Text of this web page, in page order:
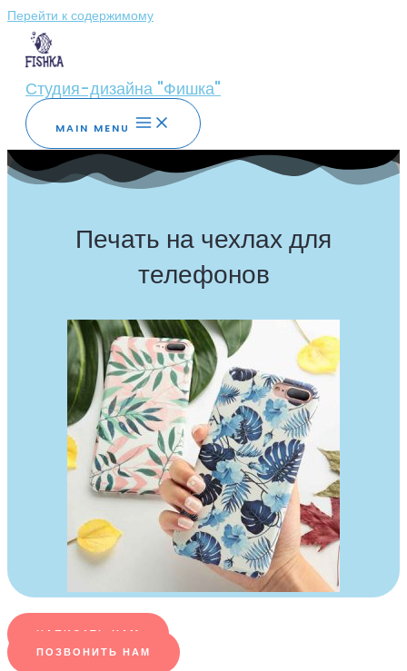
Перейти к содержимому
Студия-дизайна "Фишка"
MAIN MENU
Печать на чехлах для
телефонов
НАПИСАТЬ НАМ
ПОЗВОНИТЬ НАМ